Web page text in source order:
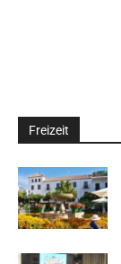
Freizeit